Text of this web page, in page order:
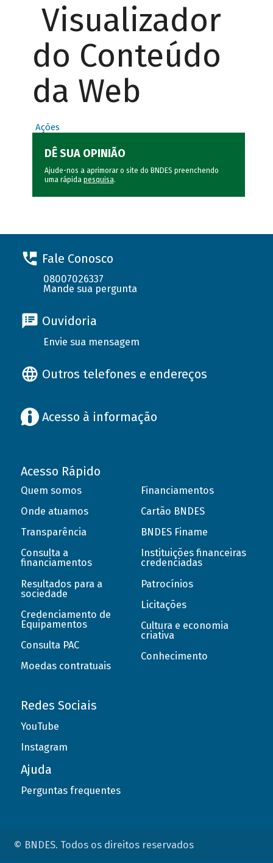
Visualizador
do Conteúdo
da Web
Ações
DÊ SUA OPINIÃO
Ajude-nos a aprimorar o site do BNDES preenchendo
uma rápida pesquisa.
Fale Conosco
08007026337
Mande sua pergunta
Ouvidoria
Envie sua mensagem
Outros telefones e endereços
Acesso à informação
Acesso Rápido
Quem somos
Onde atuamos
Transparência
Consulta a
financiamentos
Resultados para a
sociedade
Credenciamento de
Equipamentos
Consulta PAC
Moedas contratuais
Financiamentos
Cartão BNDES
BNDES Finame
Instituições financeiras
credenciadas
Patrocínios
Licitações
Cultura e economia
criativa
Conhecimento
Redes Sociais
YouTube
Instagram
Ajuda
Perguntas frequentes
© BNDES. Todos os direitos reservados